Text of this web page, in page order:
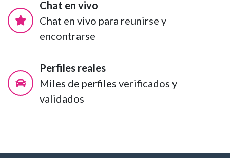
Chat en vivo
Chat en vivo para reunirse y
encontrarse
Perfiles reales
Miles de perfiles verificados y
validados